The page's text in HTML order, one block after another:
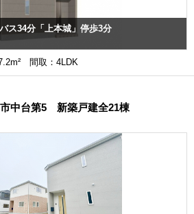
ス34分「上本城」停歩3分
間取：4LDK
中台第5 新築戸建全21棟